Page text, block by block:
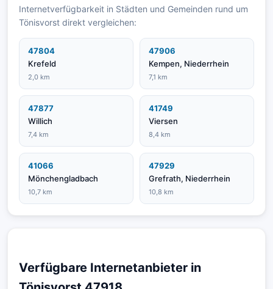
Internetverfügbarkeit in Städten und Gemeinden rund um
Tönisvorst direkt vergleichen:
47804
Krefeld
2,0 km
47906
Kempen, Niederrhein
7,1 km
47877
Willich
7,4 km
41749
Viersen
8,4 km
41066
Mönchengladbach
10,7 km
47929
Grefrath, Niederrhein
10,8 km
Verfügbare Internetanbieter in